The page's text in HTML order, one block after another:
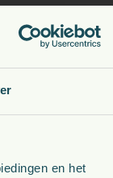
en het